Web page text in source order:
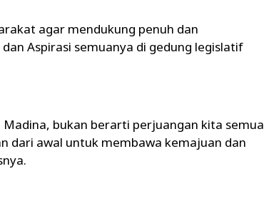
agar mendukung penuh dan
Aspirasi semuanya di gedung legislatif
bukan berarti perjuangan kita semua
dari awal untuk membawa kemajuan dan